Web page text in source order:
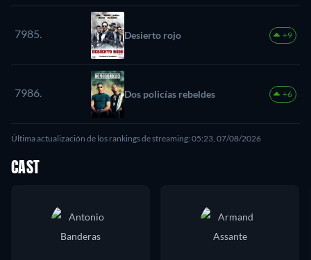
7985. Desierto rojo +9
7986. Dos policías rebeldes +6
Última actualización de los rankings de streaming: 05:23, 07/08/2026
CAST